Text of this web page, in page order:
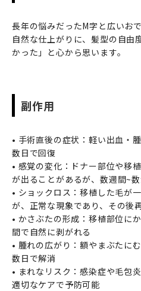
長年の悩みだったM字と広いお
自然な仕上がりに、髪型の自由
かった」と心から思います。
副作用
• 手術直後の症状：軽い出血・
数日で回復
• 感覚の変化：ドナー部位や移
が出ることがあるが、数週間~
• ショックロス：移植した毛が
が、正常な現象であり、その後
• かさぶたの形成：移植部位に
間で自然に剥がれる
• 腫れの広がり：額やまぶたに
数日で解消
• まれなリスク：感染症や毛包
適切なケアで予防可能